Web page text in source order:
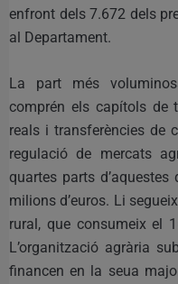
enfront dels 7.672 dels
al Departament.
La part més
comprén els capítols de
reals i transferències de
regulació de mercats
quartes parts
milions d’euros. Li
rural, que consumeix el
L’organització agrària
financen en la seua